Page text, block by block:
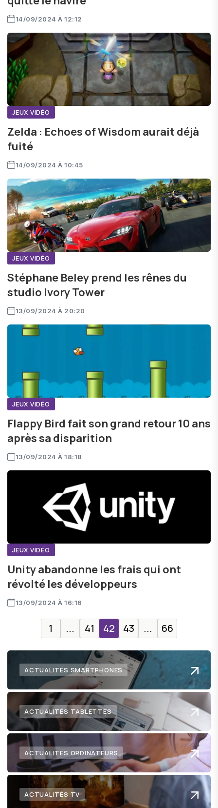
14/09/2024 À 12:12
JEUX VIDÉO
Zelda : Echoes of Wisdom aurait déjà
fuité
14/09/2024 À 10:45
JEUX VIDÉO
Stéphane Beley prend les rênes du
studio Ivory Tower
13/09/2024 À 20:20
JEUX VIDÉO
Flappy Bird fait son grand retour 10 ans
après sa disparition
13/09/2024 À 18:18
JEUX VIDÉO
Unity abandonne les frais qui ont
révolté les développeurs
13/09/2024 À 16:16
1 ... 41 42 43 ... 66
ACTUALITÉS SMARTPHONES
ACTUALITÉS TABLETTES
ACTUALITÉS ORDINATEURS
ACTUALITÉS TV